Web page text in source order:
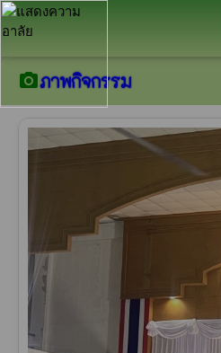
camera_altภาพกิจกรรม